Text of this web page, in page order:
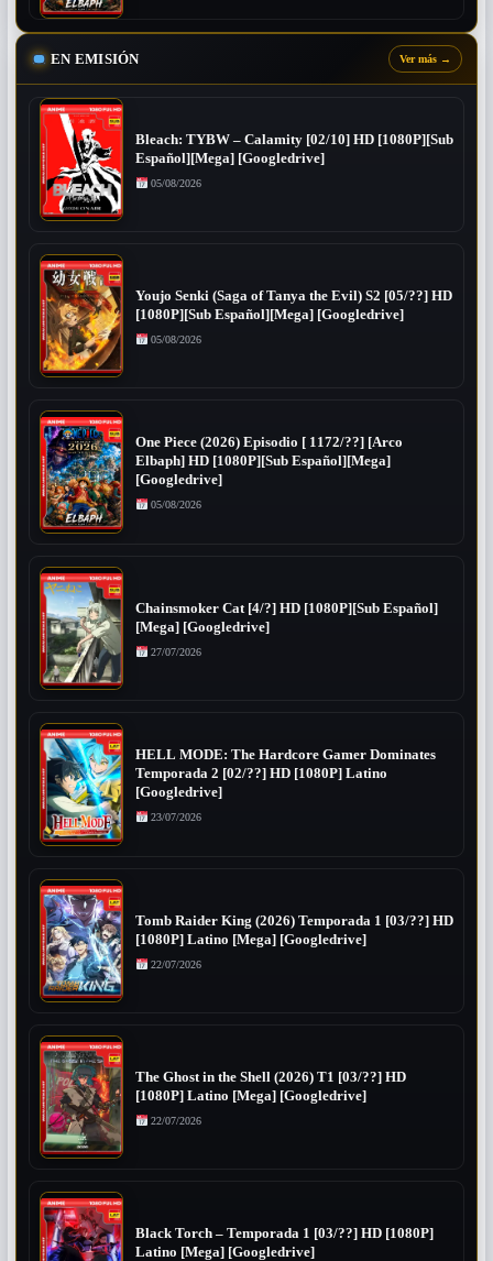
EN EMISIÓN Ver más →
Bleach: TYBW – Calamity [02/10] HD [1080P][Sub
Español][Mega] [Googledrive]
05/08/2026
Youjo Senki (Saga of Tanya the Evil) S2 [05/??] HD
[1080P][Sub Español][Mega] [Googledrive]
05/08/2026
One Piece (2026) Episodio [ 1172/??] [Arco
Elbaph] HD [1080P][Sub Español][Mega]
[Googledrive]
05/08/2026
Chainsmoker Cat [4/?] HD [1080P][Sub Español]
[Mega] [Googledrive]
27/07/2026
HELL MODE: The Hardcore Gamer Dominates
Temporada 2 [02/??] HD [1080P] Latino
[Googledrive]
23/07/2026
Tomb Raider King (2026) Temporada 1 [03/??] HD
[1080P] Latino [Mega] [Googledrive]
22/07/2026
The Ghost in the Shell (2026) T1 [03/??] HD
[1080P] Latino [Mega] [Googledrive]
22/07/2026
Black Torch – Temporada 1 [03/??] HD [1080P]
Latino [Mega] [Googledrive]